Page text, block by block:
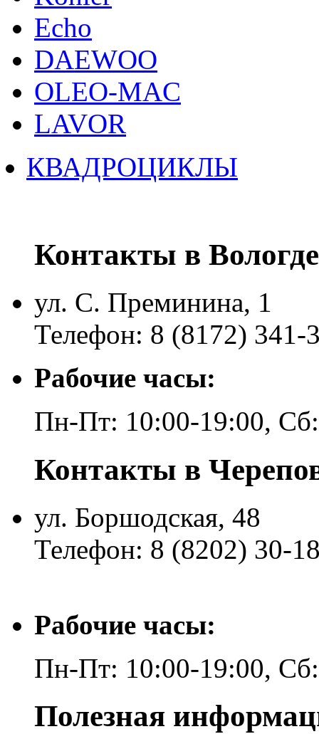
Echo
DAEWOO
OLEO-MAC
LAVOR
КВАДРОЦИКЛЫ
Контакты в Вологде
ул. С. Преминина, 1
Телефон: 8 (8172) 341-
Рабочие часы:
Пн-Пт: 10:00-19:00,
Контакты в
ул. Боршодская, 48
Телефон: 8 (8202) 30-
Рабочие часы:
Пн-Пт: 10:00-19:00,
Полезная